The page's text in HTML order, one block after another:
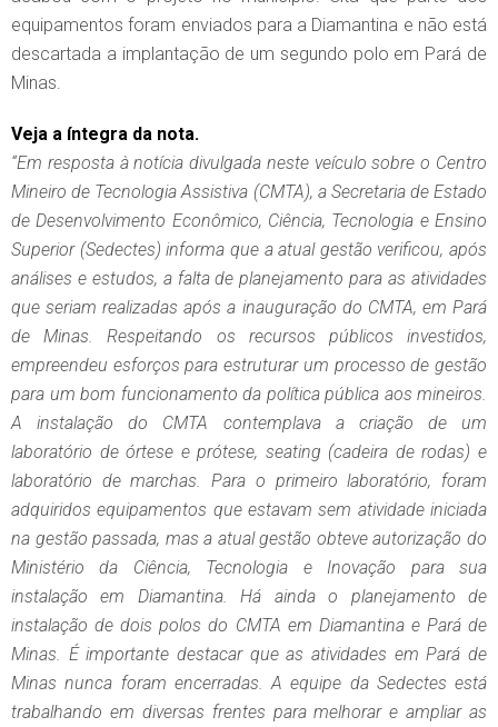
equipamentos foram enviados para a Diamantina e não está
descartada a implantação de um segundo polo em Pará de
Minas.
Veja a íntegra da nota.
“Em resposta à notícia divulgada neste veículo sobre o Centro
Mineiro de Tecnologia Assistiva (CMTA), a Secretaria de Estado
de Desenvolvimento Econômico, Ciência, Tecnologia e Ensino
Superior (Sedectes) informa que a atual gestão verificou, após
análises e estudos, a falta de planejamento para as atividades
que seriam realizadas após a inauguração do CMTA, em Pará
de Minas. Respeitando os recursos públicos investidos,
empreendeu esforços para estruturar um processo de gestão
para um bom funcionamento da política pública aos mineiros.
A instalação do CMTA contemplava a criação de um
laboratório de órtese e prótese, seating (cadeira de rodas) e
laboratório de marchas. Para o primeiro laboratório, foram
adquiridos equipamentos que estavam sem atividade iniciada
na gestão passada, mas a atual gestão obteve autorização do
Ministério da Ciência, Tecnologia e Inovação para sua
instalação em Diamantina. Há ainda o planejamento de
instalação de dois polos do CMTA em Diamantina e Pará de
Minas. É importante destacar que as atividades em Pará de
Minas nunca foram encerradas. A equipe da Sedectes está
trabalhando em diversas frentes para melhorar e ampliar as